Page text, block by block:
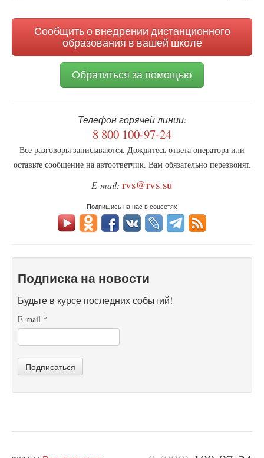
Сообщить о внедрении дистанционного
образования в вашей школе
Обратиться за помощью
Телефон горячей линии:
8 800 100-97-24
Все разговоры записываются. Дождитесь ответа оператора или
оставьте сообщение на автоответчик. Вам обязательно перезвонят.
E-mail: rvs@rvs.su
Подпишись на нас в соцсетях
Подписка на новости
Будьте в курсе последних событий!
E-mail *
Подписаться